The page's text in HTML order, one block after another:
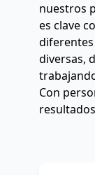
nuestros
es clave
diversas,
Con